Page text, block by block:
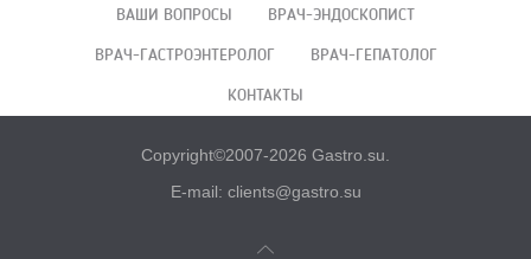
ВАШИ ВОПРОСЫ ВРАЧ-ЭНДОСКОПИСТ
ВРАЧ-ГАСТРОЭНТЕРОЛОГ ВРАЧ-ГЕПАТОЛОГ
КОНТАКТЫ
Copyright©2007-2026 Gastro.su.
E-mail: clients@gastro.su